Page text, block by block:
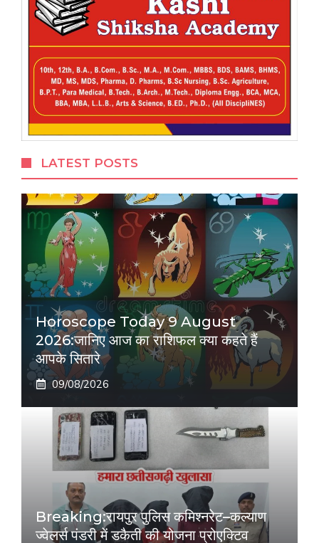
LATEST POSTS
Horoscope Today 9 August
2026:जानिए आज का राशिफल क्या कहते हैं
आपके सितारे
09/08/2026
Breaking:रायपुर पुलिस कमिश्नरेट–कल्याण
ज्वेलर्स पंडरी में डकैती की योजना प्रोएक्टिव